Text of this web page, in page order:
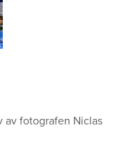
av fotografen Niclas